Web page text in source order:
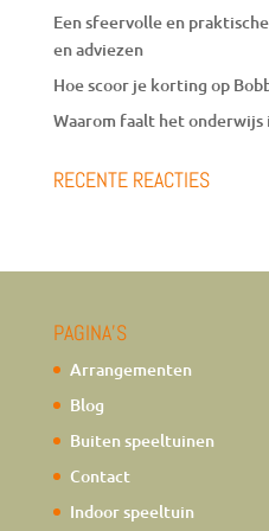
Een sfeervolle en
en adviezen
Hoe scoor je korting op
Waarom faalt het
RECENTE REACTIES
PAGINA’S
Arrangementen
Blog
Buiten speeltuinen
Contact
Indoor speeltuin